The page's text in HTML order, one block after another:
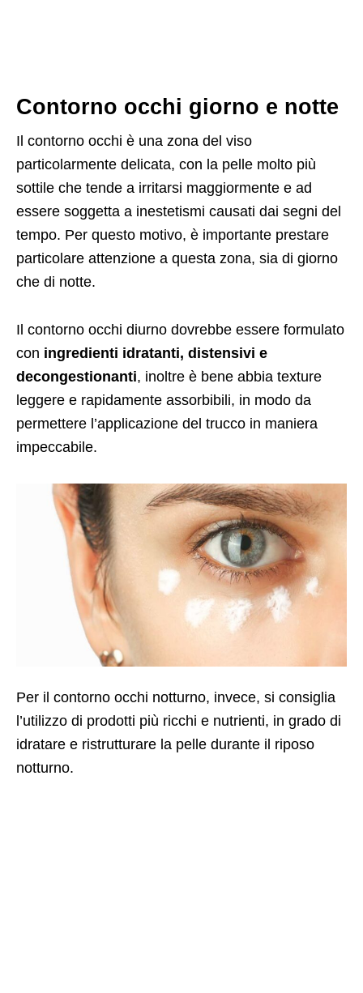
Contorno occhi giorno e notte
Il contorno occhi è una zona del viso
particolarmente delicata, con la pelle molto più
sottile che tende a irritarsi maggiormente e ad
essere soggetta a inestetismi causati dai segni del
tempo. Per questo motivo, è importante prestare
particolare attenzione a questa zona, sia di giorno
che di notte.
Il contorno occhi diurno dovrebbe essere formulato
con ingredienti idratanti, distensivi e
decongestionanti, inoltre è bene abbia texture
leggere e rapidamente assorbibili, in modo da
permettere l’applicazione del trucco in maniera
impeccabile.
Per il contorno occhi notturno, invece, si consiglia
l’utilizzo di prodotti più ricchi e nutrienti, in grado di
idratare e ristrutturare la pelle durante il riposo
notturno.